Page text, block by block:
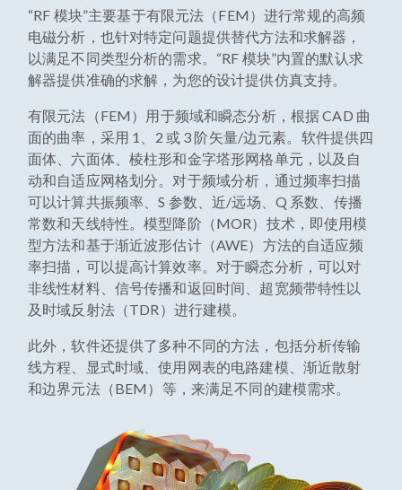
“RF 模块”主要基于有限元法（FEM）进行常规的高频
电磁分析，也针对特定问题提供替代方法和求解器，
以满足不同类型分析的需求。“RF 模块”内置的默认求
解器提供准确的求解，为您的设计提供仿真支持。
有限元法（FEM）用于频域和瞬态分析，根据 CAD 曲
面的曲率，采用 1、2 或 3 阶矢量/边元素。软件提供四
面体、六面体、棱柱形和金字塔形网格单元，以及自
动和自适应网格划分。对于频域分析，通过频率扫描
可以计算共振频率、S 参数、近/远场、Q 系数、传播
常数和天线特性。模型降阶（MOR）技术，即使用模
型方法和基于渐近波形估计（AWE）方法的自适应频
率扫描，可以提高计算效率。对于瞬态分析，可以对
非线性材料、信号传播和返回时间、超宽频带特性以
及时域反射法（TDR）进行建模。
此外，软件还提供了多种不同的方法，包括分析传输
线方程、显式时域、使用网表的电路建模、渐近散射
和边界元法（BEM）等，来满足不同的建模需求。